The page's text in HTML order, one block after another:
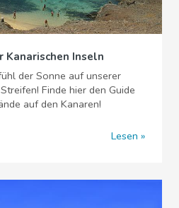
Kanarischen Inseln
der Sonne auf unserer
Finde hier den Guide
auf den Kanaren!
Lesen